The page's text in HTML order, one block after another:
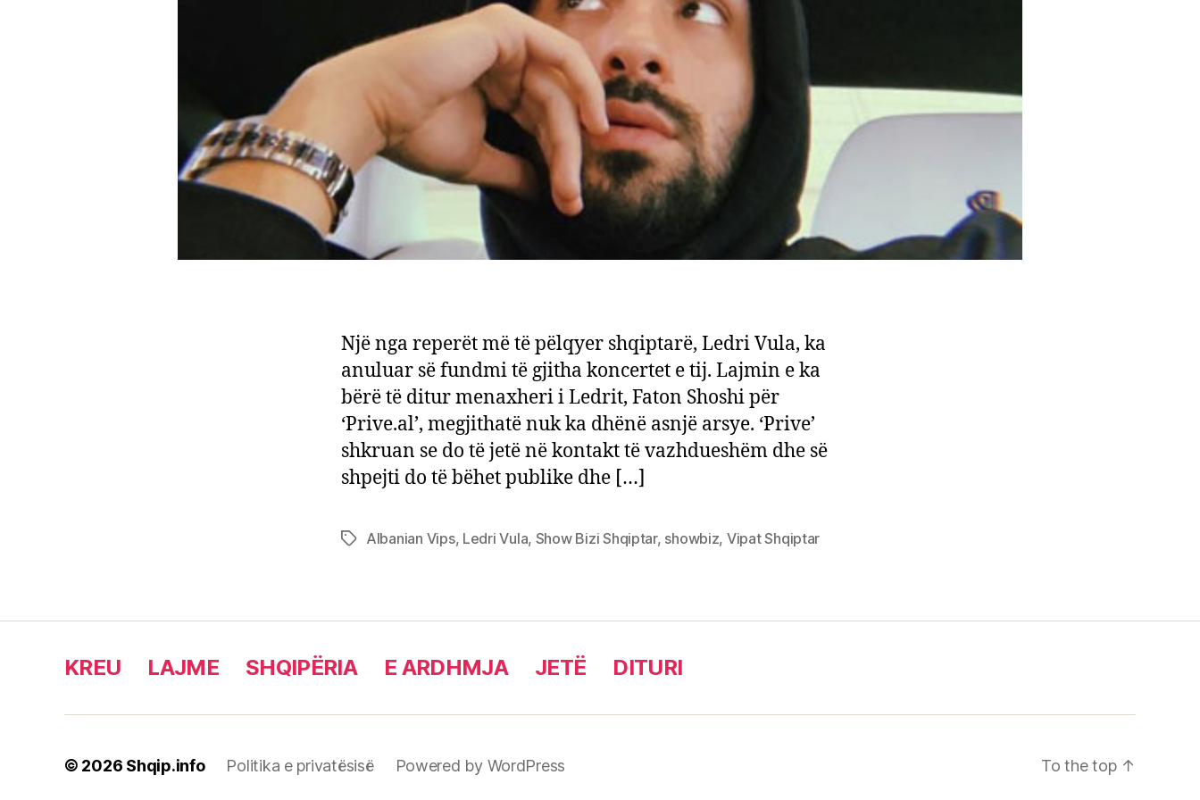
Një nga reperët më të pëlqyer shqiptarë, Ledri Vula, ka
anuluar së fundmi të gjitha koncertet e tij. Lajmin e ka
bërë të ditur menaxheri i Ledrit, Faton Shoshi për
‘Prive.al’, megjithatë nuk ka dhënë asnjë arsye. ‘Prive’
shkruan se do të jetë në kontakt të vazhdueshëm dhe së
shpejti do të bëhet publike dhe […]
TagsAlbanian Vips, Ledri Vula, Show Bizi Shqiptar, showbiz, Vipat Shqiptar
KREU LAJME SHQIPËRIA E ARDHMJA JETË DITURI
© 2026 Shqip.info Politika e privatësisë Powered by WordPress To the top ↑